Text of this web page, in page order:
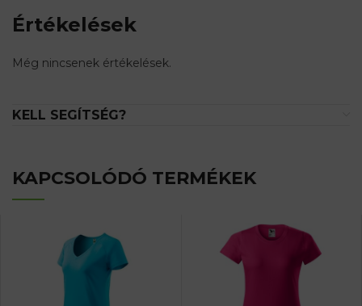
Értékelések
Még nincsenek értékelések.
KELL SEGÍTSÉG?
KAPCSOLÓDÓ TERMÉKEK